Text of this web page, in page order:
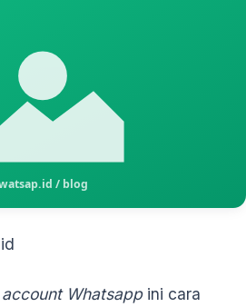
Whatsappini cara